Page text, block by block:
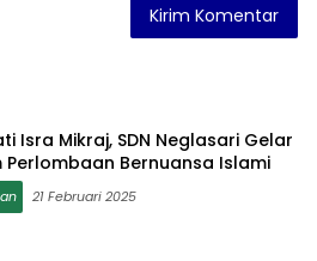
Isra Mikraj, SDN Neglasari Gelar
Perlombaan Bernuansa Islami
21 Februari 2025